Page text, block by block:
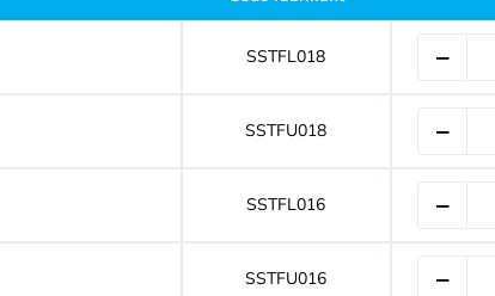
SSTFL018
SSTFU018
SSTFL016
SSTFU016